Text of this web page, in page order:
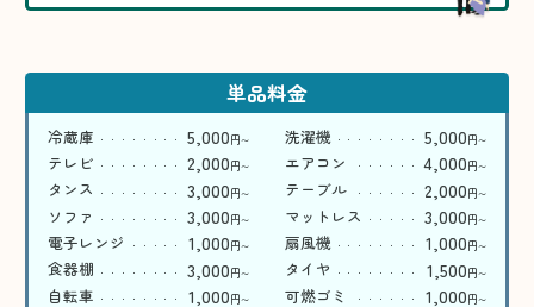
単品料金
冷蔵庫 5,000円〜 洗濯機 5,000円〜
テレビ 2,000円〜 エアコン 4,000円〜
タンス 3,000円〜 テーブル 2,000円〜
ソファ 3,000円〜 マットレス 3,000円〜
電子レンジ 1,000円〜 扇風機 1,000円〜
食器棚 3,000円〜 タイヤ 1,500円〜
自転車 1,000円〜 可燃ゴミ 1,000円〜